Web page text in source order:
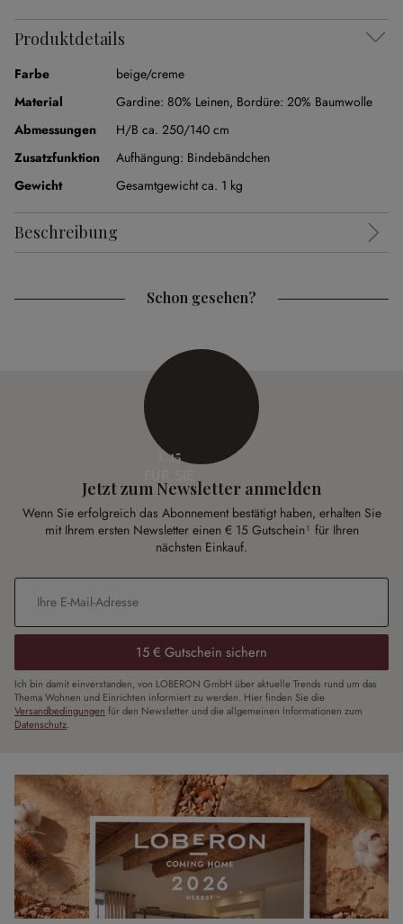
Produktdetails
Farbe
beige/creme
Material
Gardine: 80% Leinen, Bordüre: 20% Baumwolle
Abmessungen
H/B ca. 250/140 cm
Zusatzfunktion
Aufhängung: Bindebändchen
Gewicht
Gesamtgewicht ca. 1 kg
Beschreibung
Schon gesehen?
€ 15
Jetzt zum Newsletter anmelden
Wenn Sie erfolgreich das Abonnement bestätigt haben, erhalten Sie
mit Ihrem ersten Newsletter einen € 15 Gutschein¹ für Ihren
nächsten Einkauf.
E-Mail-Adresse
15 € Gutschein sichern
Ich bin damit einverstanden, von LOBERON GmbH über aktuelle Trends rund um das
Thema Wohnen und Einrichten informiert zu werden. Hier finden Sie die
Versandbedingungen für den Newsletter und die allgemeinen Informationen zum
Datenschutz.